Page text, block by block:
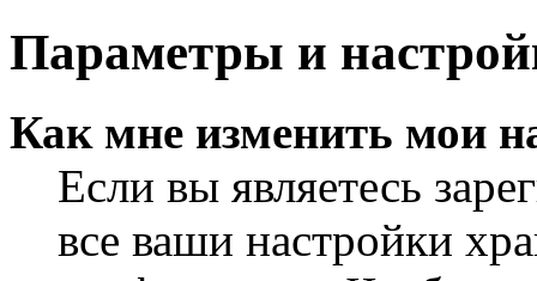
Параметры и
Как мне изменить мои
Если вы являетесь
все ваши настройки